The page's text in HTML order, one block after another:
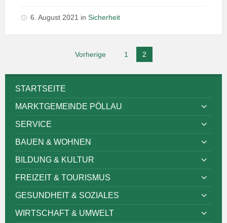
6. August 2021 in Sicherheit
Seitennummerierung
Beiträge
Vorherige 1 2
STARTSEITE
MARKTGEMEINDE PÖLLAU
SERVICE
BAUEN & WOHNEN
BILDUNG & KULTUR
FREIZEIT & TOURISMUS
GESUNDHEIT & SOZIALES
WIRTSCHAFT & UMWELT